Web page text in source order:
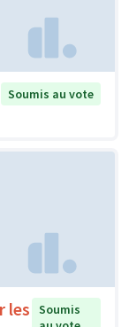
Soumis au vote
les
Soumis